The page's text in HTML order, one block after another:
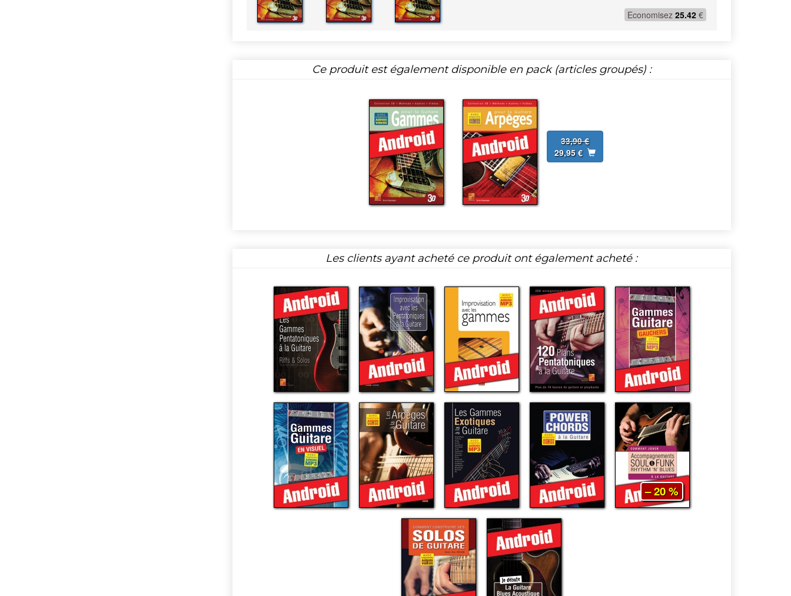
Economisez 25.42 €
Ce produit est également disponible en pack (articles groupés) :
33,90 €
29,95 €
Les clients ayant acheté ce produit ont également acheté :
– 20 %